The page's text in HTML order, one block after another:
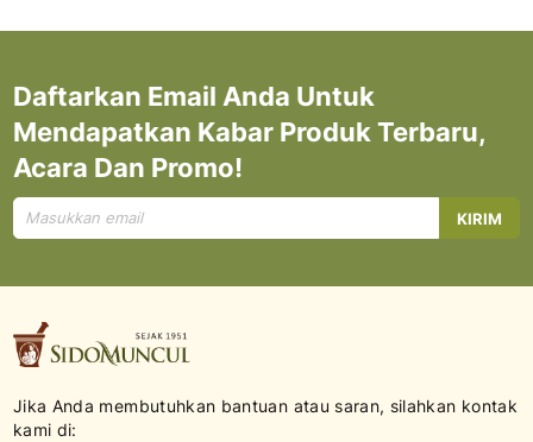
Daftarkan Email Anda Untuk
Mendapatkan Kabar Produk Terbaru,
Acara Dan Promo!
Mendaftar
untuk
KIRIM
Jika Anda membutuhkan bantuan atau saran, silahkan kontak
kami di: